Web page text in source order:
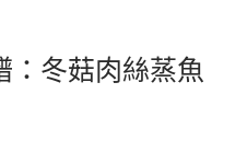
：冬菇肉絲蒸魚